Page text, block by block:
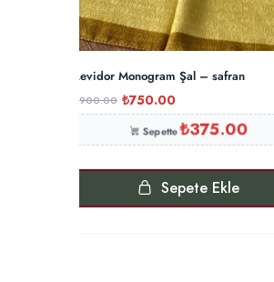
Levidor Monogram Şal – safran
900.00 ₺750.00
Sepette₺375.00
Sepete Ekle